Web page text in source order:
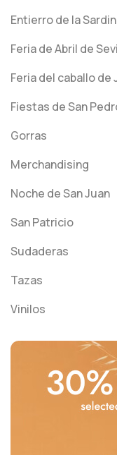
Entierro de la
Feria de Abril de
Feria del caballo de
Fiestas de San
Gorras
Merchandising
Noche de San Juan
San Patricio
Sudaderas
Tazas
Vinilos